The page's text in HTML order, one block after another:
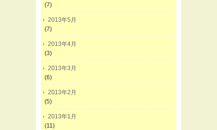
(7)
2013年5月
(7)
2013年4月
(3)
2013年3月
(6)
2013年2月
(5)
2013年1月
(11)